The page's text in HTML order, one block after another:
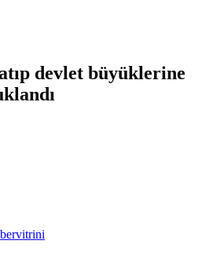
devlet büyüklerine